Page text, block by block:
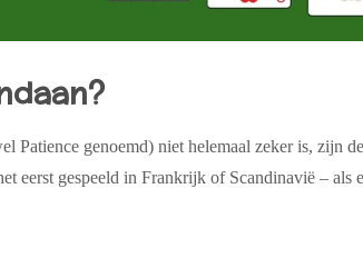
Patience genoemd) niet helemaal zeker is, zijn
eerst gespeeld in Frankrijk of Scandinavië – als